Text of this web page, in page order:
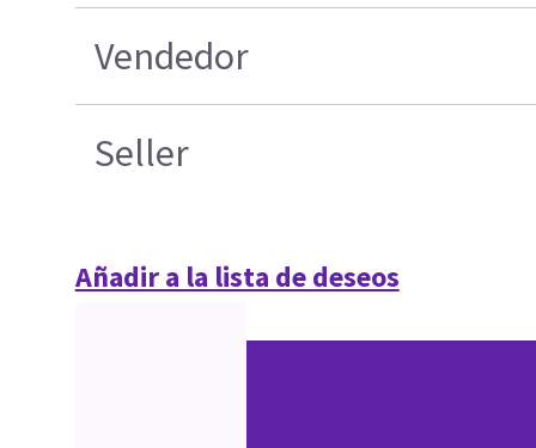
Vendedor
Seller
Añadir a la lista de deseos